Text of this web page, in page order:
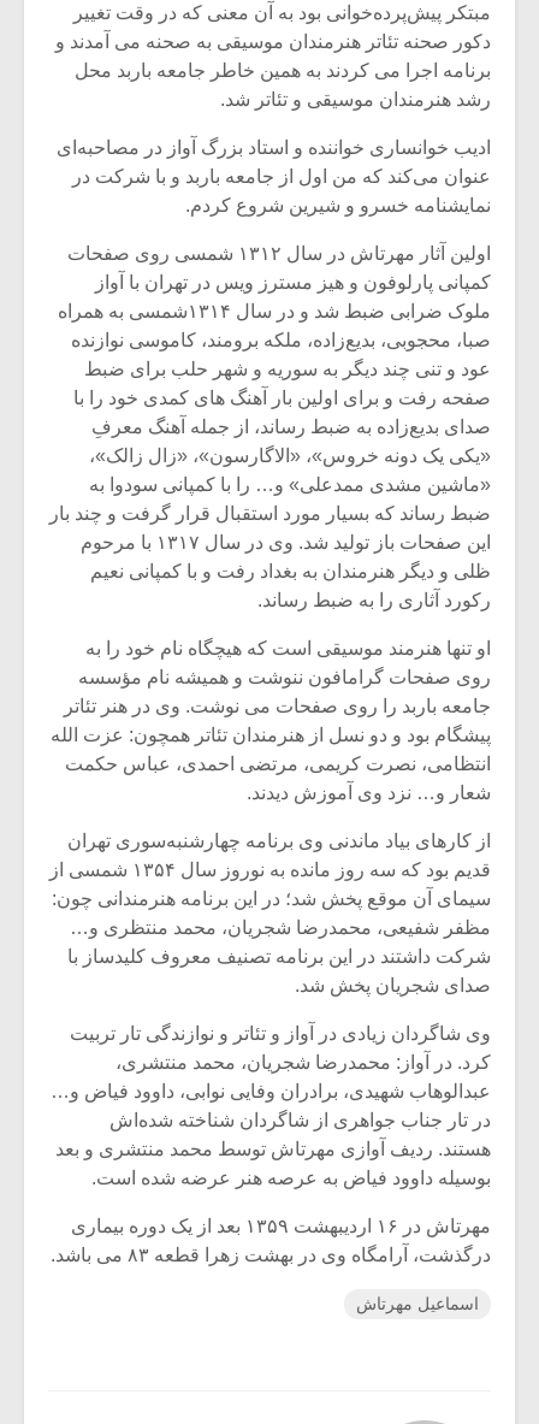
مبتکر پیش‌پرده‌خوانی بود به آن معنی که در وقت تغییر
دکور صحنه تئاتر هنرمندان موسیقی به صحنه می آمدند و
برنامه اجرا می کردند به همین خاطر جامعه باربد محل
رشد هنرمندان موسیقی و تئاتر شد.
ادیب خوانساری خواننده و استاد بزرگ آواز در مصاحبه‌ای
عنوان می‌کند که من اول از جامعه باربد و با شرکت در
نمایشنامه خسرو و شیرین شروع کردم.
اولین آثار مهرتاش در سال ۱۳۱۲ شمسی روی صفحات
کمپانی پارلوفون و هیز مسترز ویس در تهران با آواز
ملوک ضرابی ضبط شد و در سال ۱۳۱۴شمسی به همراه
صبا، محجوبی، بدیع‌زاده، ملکه برومند، کاموسی نوازنده
عود و تنی چند دیگر به سوریه و شهر حلب برای ضبط
صفحه رفت و برای اولین بار آهنگ های کمدی خود را با
صدای بدیع‌زاده به ضبط رساند، از جمله آهنگ معرفِ
«یکی یک دونه خروس»، «الاگارسون»، «زال زالک»،
«ماشین مشدی ممدعلی» و… را با کمپانی سودوا به
ضبط رساند که بسیار مورد استقبال قرار گرفت و چند بار
این صفحات باز تولید شد. وی در سال ۱۳۱۷ با مرحوم
ظلی و دیگر هنرمندان به بغداد رفت و با کمپانی نعیم
رکورد آثاری را به ضبط رساند.
او تنها هنرمند موسیقی است که هیچگاه نام خود را به
روی صفحات گرامافون ننوشت و همیشه نام مؤسسه
جامعه باربد را روی صفحات می نوشت. وی در هنر تئاتر
پیشگام بود و دو نسل از هنرمندان تئاتر همچون: عزت الله
انتظامی، نصرت کریمی، مرتضی احمدی، عباس حکمت
شعار و… نزد وی آموزش دیدند.
از کارهای بیاد ماندنی وی برنامه چهارشنبه‌سوری تهران
قدیم بود که سه روز مانده به نوروز سال ۱۳۵۴ شمسی از
سیمای آن موقع پخش شد؛ در این برنامه هنرمندانی چون:
مظفر شفیعی، محمدرضا شجریان، محمد منتظری و…
شرکت داشتند در این برنامه تصنیف معروف کلیدساز با
صدای شجریان پخش شد.
وی شاگردان زیادی در آواز و تئاتر و نوازندگی تار تربیت
کرد. در آواز: محمدرضا شجریان، محمد منتشری،
عبدالوهاب شهیدی، برادران وفایی نوابی، داوود فیاض و…
در تار جناب جواهری از شاگردان شناخته شده‌اش
هستند. ردیف آوازی مهرتاش توسط محمد منتشری و بعد
بوسیله داوود فیاض به عرصه هنر عرضه شده است.
مهرتاش در ۱۶ اردیبهشت ۱۳۵۹ بعد از یک دوره بیماری
درگذشت، آرامگاه وی در بهشت زهرا قطعه ۸۳ می باشد.
اسماعیل مهرتاش
میکلوش روژا
یادداشتی بر موسیقی
متن فیلم «متری
شیش و نیم»
اگر نمی توانی
مشهورترین باشی،
بدنام ترین باش
موریس ژار
دوره
موسیقی
موسیقی